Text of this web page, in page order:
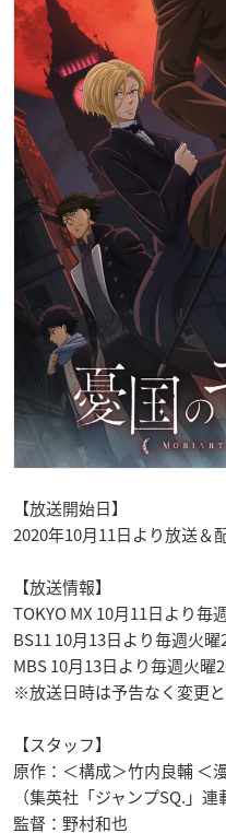
【放送開始日】
2020年10月11日より放送＆
【放送情報】
TOKYO MX 10月11日より毎
BS11 10月13日より毎週火
MBS 10月13日より毎週火曜
※放送日時は予告なく変更と
【スタッフ】
原作：＜構成＞竹内良輔 ＜
（集英社「ジャンプSQ.」連
監督：野村和也